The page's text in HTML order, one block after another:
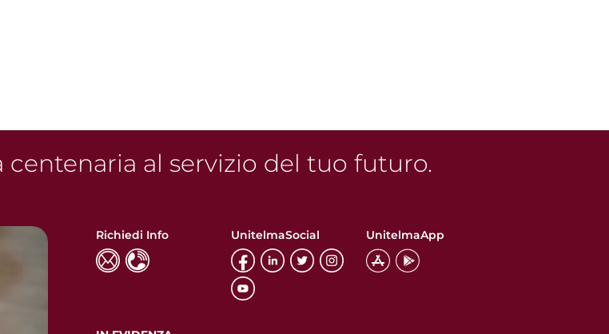
centenaria al servizio del tuo futuro.
Richiedi Info UnitelmaSocial UnitelmaApp